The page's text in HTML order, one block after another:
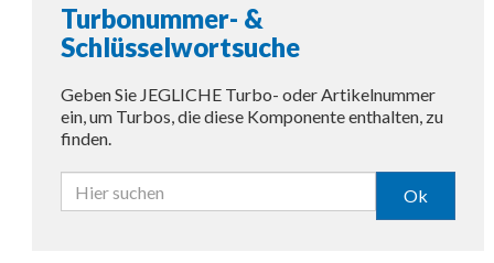
Turbonummer- &
Schlüsselwortsuche
Geben Sie JEGLICHE Turbo- oder Artikelnummer
ein, um Turbos, die diese Komponente enthalten, zu
finden.
Ok